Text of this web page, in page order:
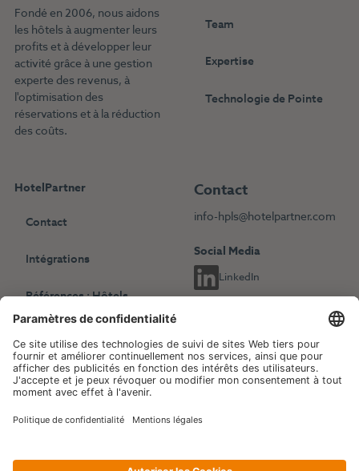
Fondé en 2006, nous aidons
les hôtels à augmenter leurs
profits et à développer leur
activité grâce à une gestion
experte des revenus, à
l'optimisation des
réservations et à la réduction
des coûts.
Team
Expertise
Technologie de Pointe
HotelPartner
Contact
Intégrations
Références : Hôtels
indépendants
Références : Chaînes
hôtelières
Blog
Evénements
Contact
info-hpls@hotelpartner.com
Social Media
LinkedIn
Choisissez une autre langue
English Deutsch